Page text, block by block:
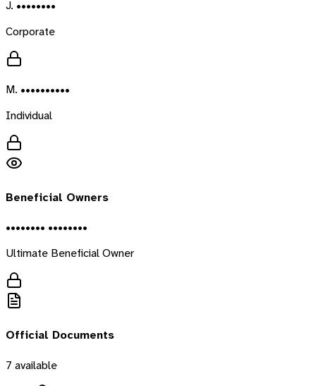
J. ••••••••
Corporate
M. ••••••••••
Individual
Beneficial Owners
•••••••• ••••••••
Ultimate Beneficial Owner
Official Documents
7 available